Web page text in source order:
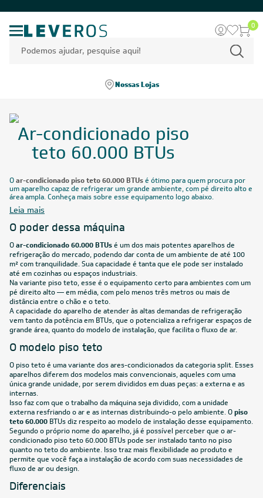
0
Nossas Lojas
Ar-condicionado piso
teto 60.000 BTUs
Oar-condicionado piso teto 60.000 BTUsé ótimo para quem procura por
um aparelho capaz de refrigerar um grande ambiente, com pé direito alto e
área ampla. Conheça mais sobre esse equipamento logo abaixo.
Leia mais
O poder dessa máquina
Oar-condicionado 60.000 BTUsé um dos mais potentes aparelhos de
refrigeração do mercado, podendo dar conta de um ambiente de até 100
m² com tranquilidade. Sua capacidade é tanta que ele pode ser instalado
até em cozinhas ou espaços industriais.
Na variante piso teto, esse é o equipamento certo para ambientes com um
pé direito alto — em média, com pelo menos três metros ou mais de
distância entre o chão e o teto.
A capacidade do aparelho de atender às altas demandas de refrigeração
vem tanto da potência em BTUs, que o potencializa a refrigerar espaços de
grande área, quanto do modelo de instalação, que facilita o fluxo de ar.
O modelo piso teto
O piso teto é uma variante dos ares-condicionados da categoriasplit. Esses
aparelhos diferem dos modelos mais convencionais, aqueles com uma
única grande unidade, por serem divididos em duas peças: a externa e as
internas.
Isso faz com que o trabalho da máquina seja dividido, com a unidade
externa resfriando o ar e as internas distribuindo-o pelo ambiente. Opiso
teto 60.000 BTUs diz respeito ao modelo de instalação desse equipamento.
Segundo o próprio nome do aparelho, já é possível perceber que o ar-
condicionado piso teto 60.000 BTUs pode ser instalado tanto no piso
quanto no teto do ambiente. Isso traz mais flexibilidade ao produto e
permite que você faça a instalação de acordo com suas necessidades de
fluxo de ar ou design.
Diferenciais